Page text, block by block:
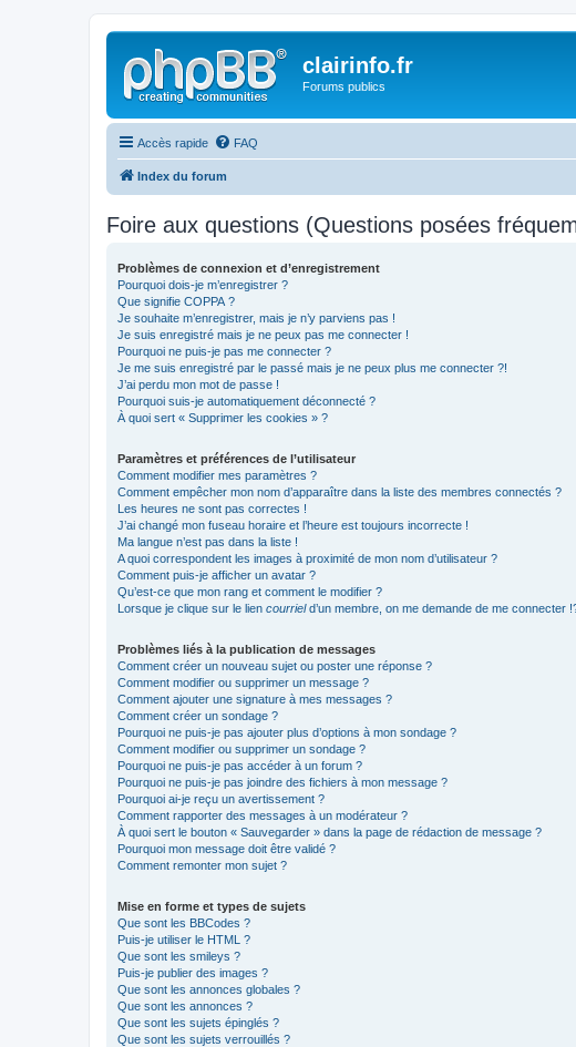
clairinfo.fr
Forums publics
Accès rapide FAQ
Index du forum
Foire aux questions (Questions posées
Problèmes de connexion et d’enregistrement
Pourquoi dois-je m’enregistrer ?
Que signifie COPPA ?
Je souhaite m’enregistrer, mais je n’y parviens pas !
Je suis enregistré mais je ne peux pas me connecter !
Pourquoi ne puis-je pas me connecter ?
Je me suis enregistré par le passé mais je ne peux plus me connecter ?!
J’ai perdu mon mot de passe !
Pourquoi suis-je automatiquement déconnecté ?
À quoi sert « Supprimer les cookies » ?
Paramètres et préférences de l’utilisateur
Comment modifier mes paramètres ?
Comment empêcher mon nom d’apparaître dans la liste des membres connectés ?
Les heures ne sont pas correctes !
J’ai changé mon fuseau horaire et l’heure est toujours incorrecte !
Ma langue n’est pas dans la liste !
A quoi correspondent les images à proximité de mon nom d’utilisateur ?
Comment puis-je afficher un avatar ?
Qu’est-ce que mon rang et comment le modifier ?
Lorsque je clique sur le lien courrield’un membre, on me demande de me connecter
Problèmes liés à la publication de messages
Comment créer un nouveau sujet ou poster une réponse ?
Comment modifier ou supprimer un message ?
Comment ajouter une signature à mes messages ?
Comment créer un sondage ?
Pourquoi ne puis-je pas ajouter plus d’options à mon sondage ?
Comment modifier ou supprimer un sondage ?
Pourquoi ne puis-je pas accéder à un forum ?
Pourquoi ne puis-je pas joindre des fichiers à mon message ?
Pourquoi ai-je reçu un avertissement ?
Comment rapporter des messages à un modérateur ?
À quoi sert le bouton « Sauvegarder » dans la page de rédaction de message ?
Pourquoi mon message doit être validé ?
Comment remonter mon sujet ?
Mise en forme et types de sujets
Que sont les BBCodes ?
Puis-je utiliser le HTML ?
Que sont les smileys ?
Puis-je publier des images ?
Que sont les annonces globales ?
Que sont les annonces ?
Que sont les sujets épinglés ?
Que sont les sujets verrouillés ?